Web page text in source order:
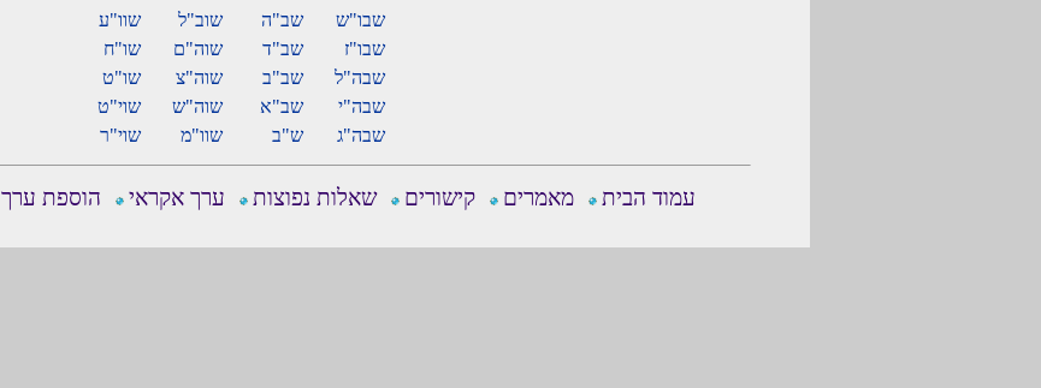
שבו"ש שב"ה שוב"ל
שוו"ע
שבו"ז
שב"ד שוה"ם
שו"ח
שבה"ל
שב"ב שוה"צ
שו"ט
שבה"י
שב"א שוה"ש
שוי"ט
שבה"ג
ש"ב שוו"מ שוי"ר
עמוד הבית מאמרים קישורים שאלות נפוצות ערך אקראי הוספת ערך